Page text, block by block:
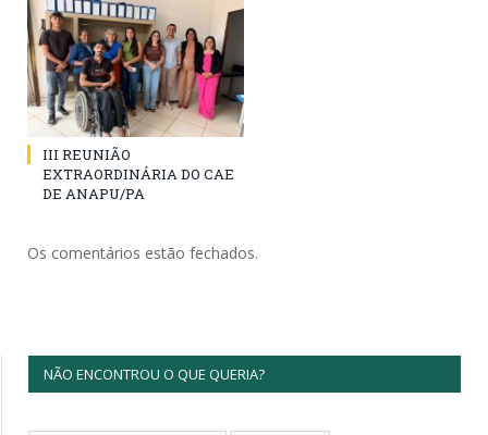
III REUNIÃO
EXTRAORDINÁRIA DO CAE
DE ANAPU/PA
Os comentários estão fechados.
NÃO ENCONTROU O QUE QUERIA?